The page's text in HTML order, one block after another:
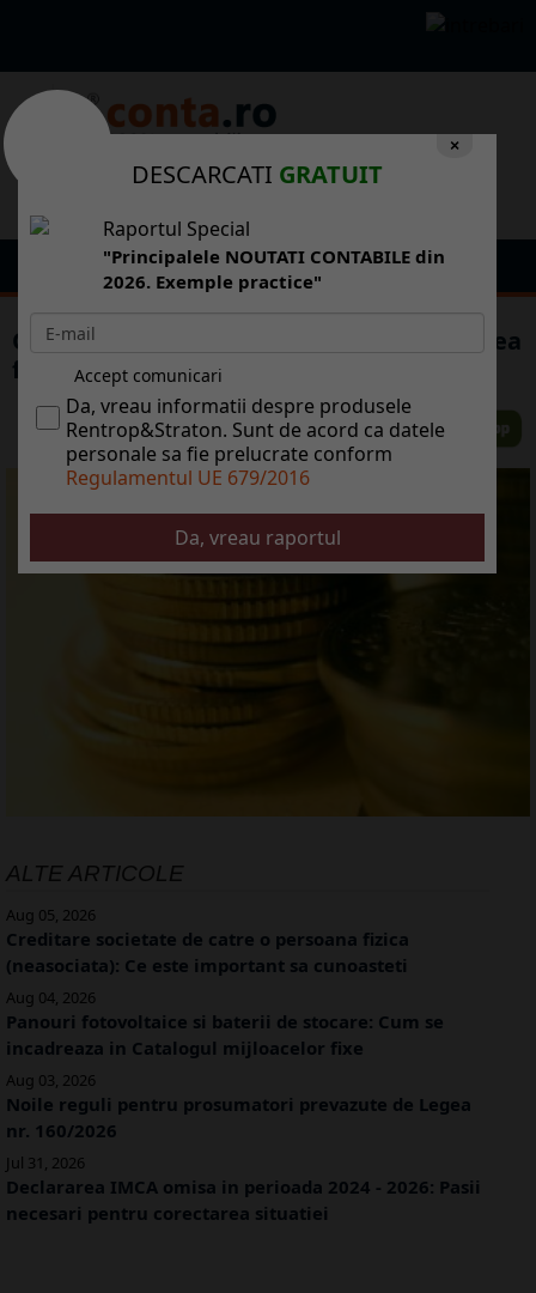
Obligatia declararii veniturilor din cedarea
folosintei bunurilor mobile sau imobile
ALTE ARTICOLE
Aug 05, 2026
Creditare societate de catre o persoana fizica
(neasociata): Ce este important sa cunoasteti
Aug 04, 2026
Panouri fotovoltaice si baterii de stocare: Cum se
incadreaza in Catalogul mijloacelor fixe
Aug 03, 2026
Noile reguli pentru prosumatori prevazute de Legea
nr. 160/2026
Jul 31, 2026
Declararea IMCA omisa in perioada 2024 - 2026: Pasii
necesari pentru corectarea situatiei
×
DESCARCATI GRATUIT
Raportul Special
"Principalele NOUTATI CONTABILE din
2026. Exemple practice"
Accept comunicari
Da, vreau informatii despre produsele
Rentrop&Straton. Sunt de acord ca datele
personale sa fie prelucrate conform
Regulamentul UE 679/2016